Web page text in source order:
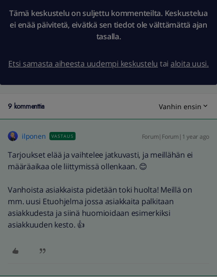
Tämä keskustelu on suljettu kommenteilta. Keskustelua
ei enää päivitetä, eivätkä sen tiedot ole välttämättä ajan
tasalla.
Etsi samasta aiheesta uudempi keskustelu tai aloita uusi.
9 kommenttia Vanhin ensin
ilponen VASTAUS Forum|Forum|1 year ago
Tarjoukset elää ja vaihtelee jatkuvasti, ja meillähän ei
määräaikaa ole liittymissä ollenkaan. 😊
Vanhoista asiakkaista pidetään toki huolta! Meillä on
mm. uusi Etuohjelma jossa asiakkaita palkitaan
asiakkudesta ja siinä huomioidaan esimerkiksi
asiakkuuden kesto. 👍